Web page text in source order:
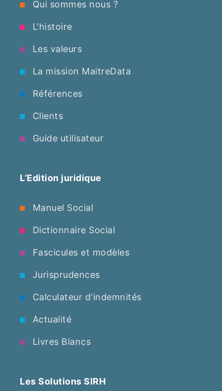
Qui sommes nous ?
L'histoire
Les valeurs
La mission MaitreData
Références
Clients
Guide utilisateur
L’Edition juridique
Manuel Social
Dictionnaire Social
Fascicules et modèles
Jurisprudences
Calculateur d'indemnités
Actualité
Livres Blancs
Les Solutions SIRH